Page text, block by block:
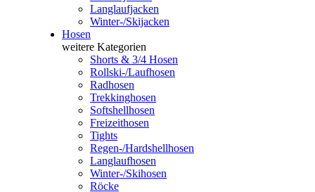
Langlaufjacken
Winter-/Skijacken
Hosen
weitere Kategorien
Shorts & 3/4 Hosen
Rollski-/Laufhosen
Radhosen
Trekkinghosen
Softshellhosen
Freizeithosen
Tights
Regen-/Hardshellhosen
Langlaufhosen
Winter-/Skihosen
Röcke